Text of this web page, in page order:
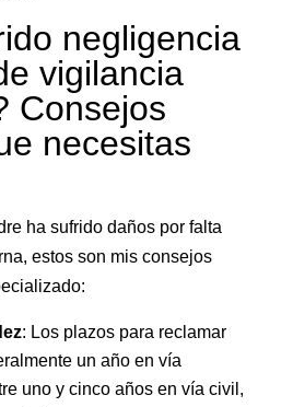
negligencia
vigilancia
Consejos
necesitas
ha sufrido daños por falta
estos son mis consejos
: Los plazos para reclamar
un año en vía
uno y cinco años en vía civil,